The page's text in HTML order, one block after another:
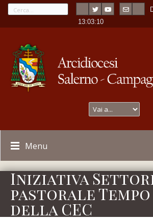
13:03:11
Menu
Iniziativa
pastorale
della CEC